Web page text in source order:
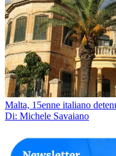
Malta, 15enne italiano
Di: Michele Savaiano